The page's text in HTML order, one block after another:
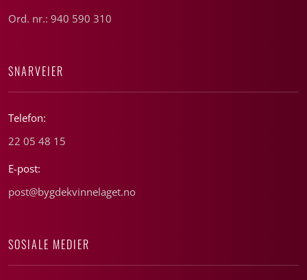
Ord. nr.: 940 590 310
SNARVEIER
Telefon:
22 05 48 15
E-post:
post@bygdekvinnelaget.no
SOSIALE MEDIER